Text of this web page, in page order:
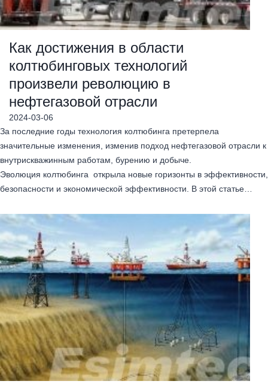
Как достижения в области
колтюбинговых технологий
произвели революцию в
нефтегазовой отрасли
2024-03-06
За последние годы технология колтюбинга претерпела
значительные изменения, изменив подход нефтегазовой отрасли к
внутрискважинным работам, бурению и добыче.
Эволюция колтюбинга открыла новые горизонты в эффективности,
безопасности и экономической эффективности. В этой статье…